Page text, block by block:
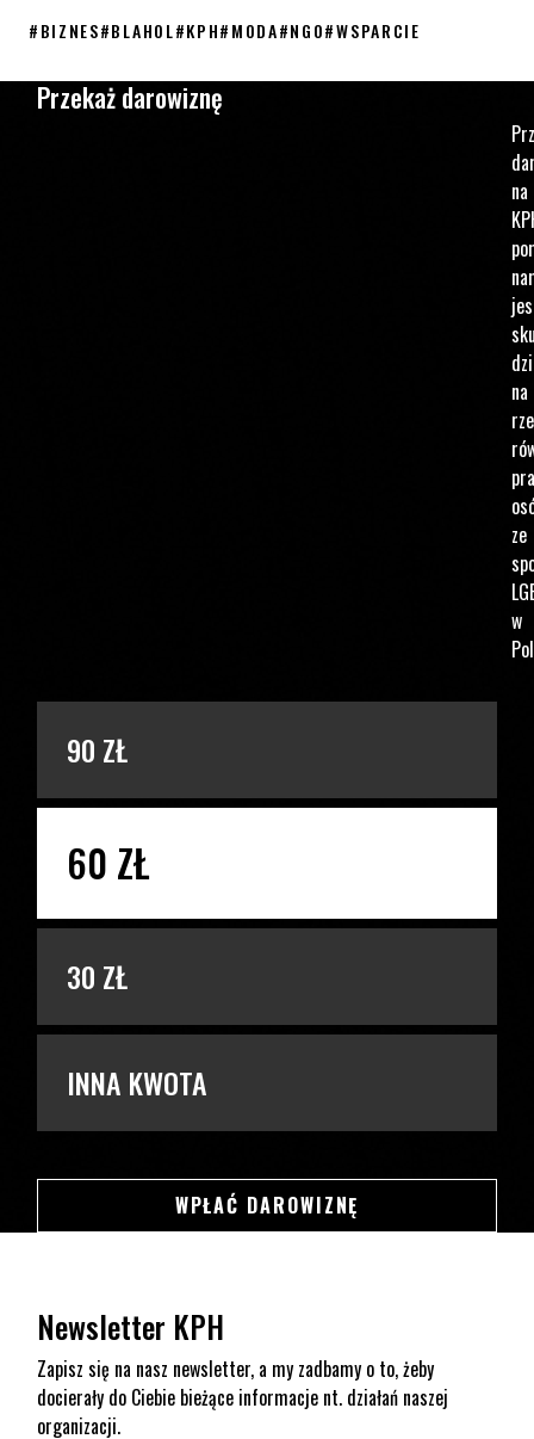
#BIZNES#BLAHOL#KPH#MODA#NGO#WSPARCIE
Przekaż darowiznę
na
na
ze
w
90 ZŁ
60 ZŁ
30 ZŁ
INNA KWOTA
PODAJ KWOTĘ
WPŁAĆ DAROWIZNĘ
Newsletter KPH
Zapisz się na nasz newsletter, a my zadbamy o to, żeby
docierały do Ciebie bieżące informacje nt. działań naszej
organizacji.